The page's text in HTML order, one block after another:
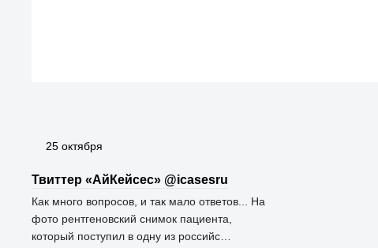
25 октября
Твиттер «АйКейсес» ‏@icasesru
Как много вопросов, и так мало ответов... На
фото рентгеновский снимок пациента,
который поступил в одну из российс…